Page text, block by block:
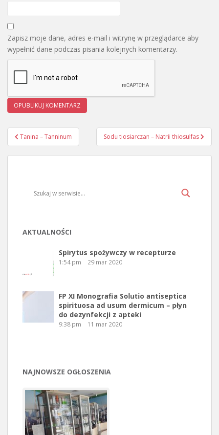
Zapisz moje dane, adres e-mail i witrynę w przeglądarce aby
wypełnić dane podczas pisania kolejnych komentarzy.
Nawigacja wpisu
Tanina – Tanninum Sodu tiosiarczan – Natrii thiosulfas
AKTUALNOŚCI
Spirytus spożywczy w recepturze
1:54 pm 29 mar 2020
FP XI Monografia Solutio antiseptica
spirituosa ad usum dermicum – płyn
do dezynfekcji z apteki
9:38 pm 11 mar 2020
NAJNOWSZE OGŁOSZENIA